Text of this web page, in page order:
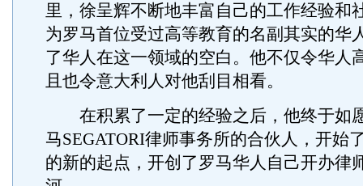
里，徐呈辉不断地丰富自己的工作经验和
为罗马首位受过高等教育的名副其实的华
了华人在这一领域的空白。他不仅令华人
且也令意大利人对他刮目相看。
在积累了一定的经验之后，他终于如
马SEGATORI律师事务所的合伙人，开始
的新的起点，开创了罗马华人自己开办律